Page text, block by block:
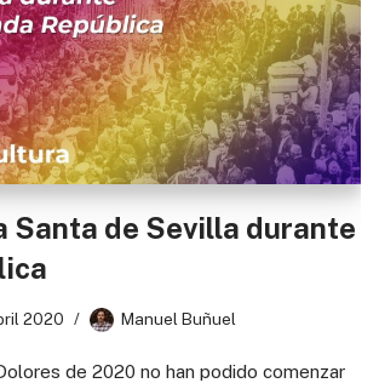
Santa de Sevilla durante
2020 Manuel Buñuel
de 2020 no han podido comenzar